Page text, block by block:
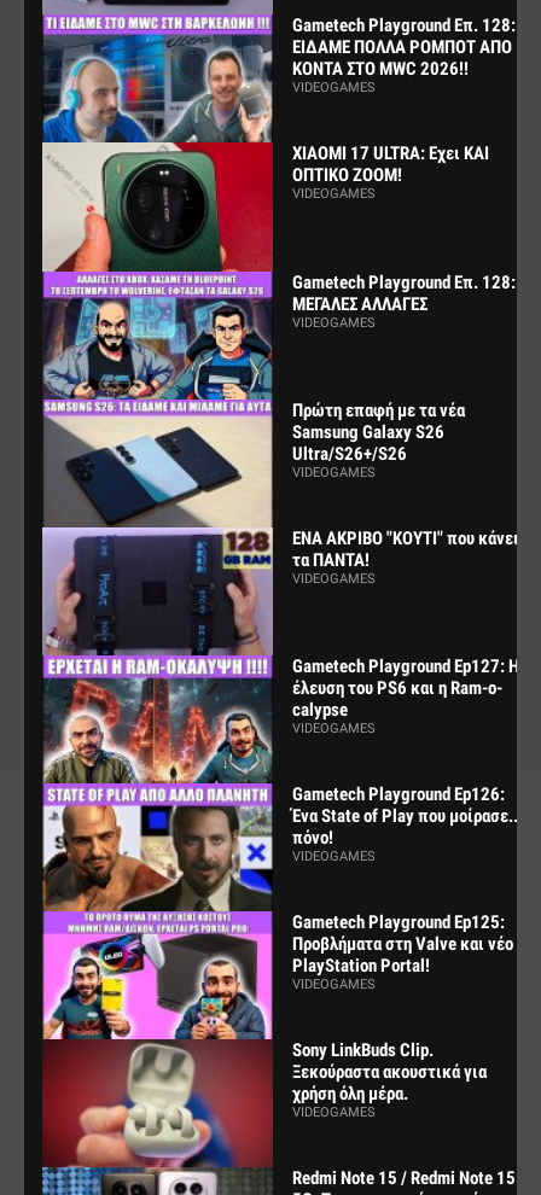
Gametech Playground Επ. 128:
ΕΙΔΑΜΕ ΠΟΛΛΑ ΡΟΜΠΟΤ ΑΠΟ
ΚΟΝΤΑ ΣΤΟ MWC 2026!!
VIDEOGAMES
XIAOMI 17 ULTRA: Εχει ΚΑΙ
ΟΠΤΙΚΟ ZOOM!
VIDEOGAMES
Gametech Playground Επ. 128:
ΜΕΓΑΛΕΣ ΑΛΛΑΓΕΣ
VIDEOGAMES
Πρώτη επαφή με τα νέα
Samsung Galaxy S26
Ultra/S26+/S26
VIDEOGAMES
ΕΝΑ ΑΚΡΙΒΟ "ΚΟΥΤΙ" που κάνει
τα ΠΑΝΤΑ!
VIDEOGAMES
Gametech Playground Ep127: Η
έλευση του PS6 και η Ram-o-
calypse
VIDEOGAMES
Gametech Playground Ep126:
Ένα State of Play που μοίρασε...
πόνο!
VIDEOGAMES
Gametech Playground Ep125:
Προβλήματα στη Valve και νέο
PlayStation Portal!
VIDEOGAMES
Sony LinkBuds Clip.
Ξεκούραστα ακουστικά για
χρήση όλη μέρα.
VIDEOGAMES
Redmi Note 15 / Redmi Note 15